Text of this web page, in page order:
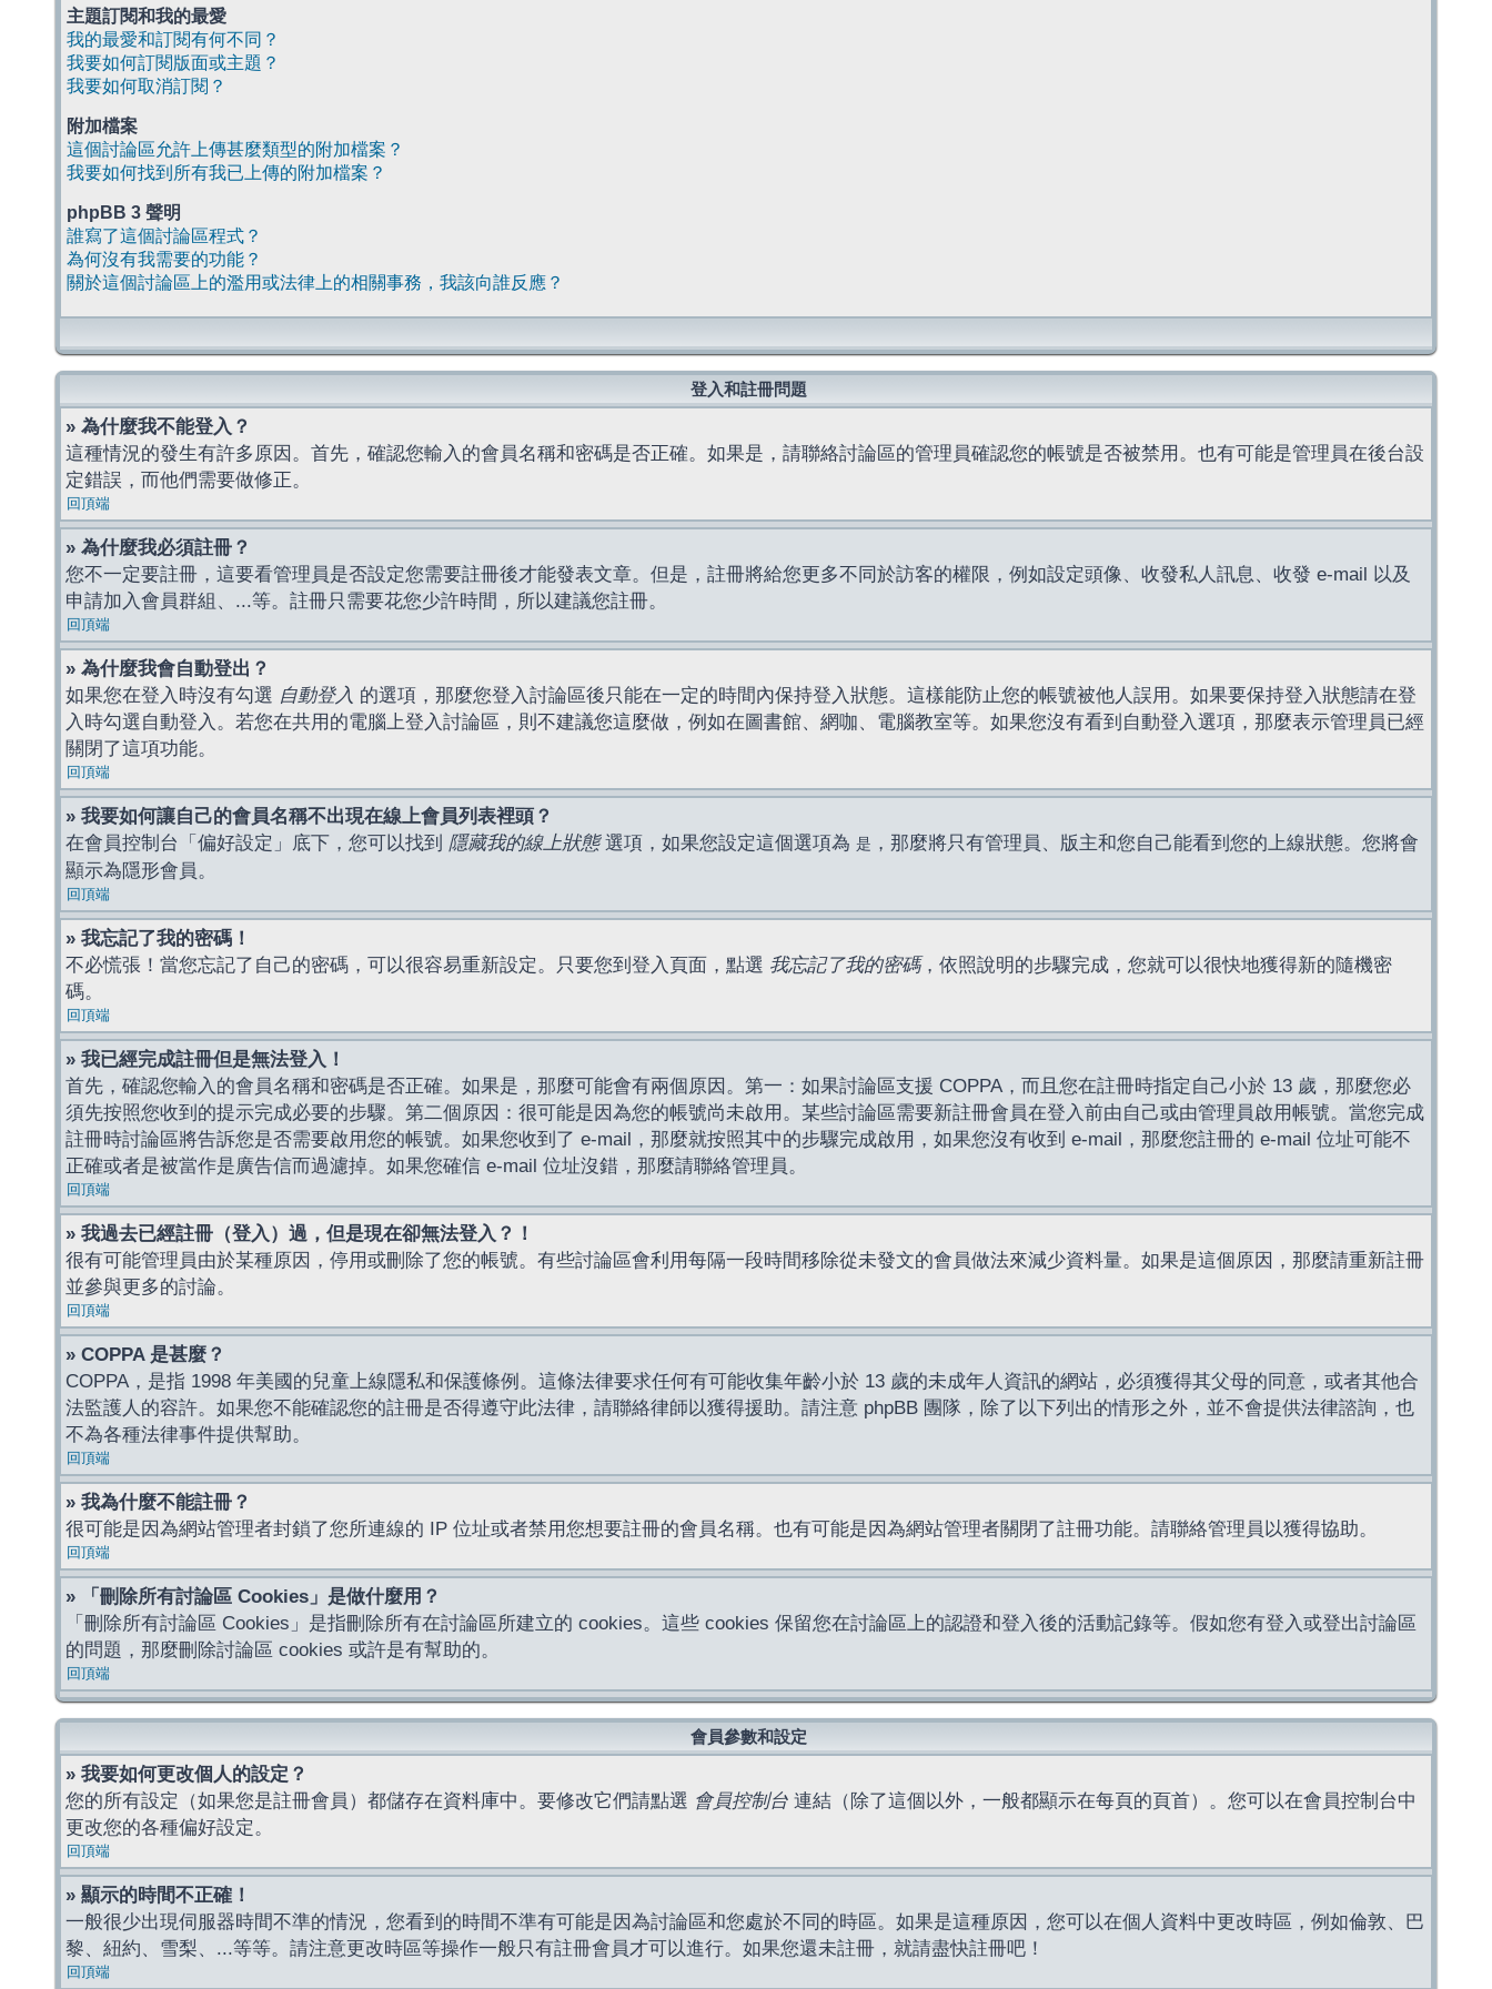
主題訂閱和我的最愛
我的最愛和訂閱有何不同？
我要如何訂閱版面或主題？
我要如何取消訂閱？
附加檔案
這個討論區允許上傳甚麼類型的附加檔案？
我要如何找到所有我已上傳的附加檔案？
phpBB 3 聲明
誰寫了這個討論區程式？
為何沒有我需要的功能？
關於這個討論區上的濫用或法律上的相關事務，我該向誰反應？
登入和註冊問題
» 為什麼我不能登入？
這種情況的發生有許多原因。首先，確認您輸入的會員名稱和密碼是否正確。如果是，請聯絡討論區的管理員確認您的帳號是否被禁用。也有可能是管理員在後台設
定錯誤，而他們需要做修正。
回頂端
» 為什麼我必須註冊？
您不一定要註冊，這要看管理員是否設定您需要註冊後才能發表文章。但是，註冊將給您更多不同於訪客的權限，例如設定頭像、收發私人訊息、收發 e-mail 以及
申請加入會員群組、...等。註冊只需要花您少許時間，所以建議您註冊。
回頂端
» 為什麼我會自動登出？
如果您在登入時沒有勾選 自動登入 的選項，那麼您登入討論區後只能在一定的時間內保持登入狀態。這樣能防止您的帳號被他人誤用。如果要保持登入狀態請在登
入時勾選自動登入。若您在共用的電腦上登入討論區，則不建議您這麼做，例如在圖書館、網咖、電腦教室等。如果您沒有看到自動登入選項，那麼表示管理員已經
關閉了這項功能。
回頂端
» 我要如何讓自己的會員名稱不出現在線上會員列表裡頭？
在會員控制台「偏好設定」底下，您可以找到 隱藏我的線上狀態選項，如果您設定這個選項為 是 ，那麼將只有管理員、版主和您自己能看到您的上線狀態。您將會
顯示為隱形會員。
回頂端
» 我忘記了我的密碼！
不必慌張！當您忘記了自己的密碼，可以很容易重新設定。只要您到登入頁面，點選 我忘記了我的密碼，依照說明的步驟完成，您就可以很快地獲得新的隨機密
碼。
回頂端
» 我已經完成註冊但是無法登入！
首先，確認您輸入的會員名稱和密碼是否正確。如果是，那麼可能會有兩個原因。第一：如果討論區支援 COPPA，而且您在註冊時指定自己小於 13 歲，那麼您必
須先按照您收到的提示完成必要的步驟。第二個原因：很可能是因為您的帳號尚未啟用。某些討論區需要新註冊會員在登入前由自己或由管理員啟用帳號。當您完成
註冊時討論區將告訴您是否需要啟用您的帳號。如果您收到了 e-mail，那麼就按照其中的步驟完成啟用，如果您沒有收到 e-mail，那麼您註冊的 e-mail 位址可能不
正確或者是被當作是廣告信而過濾掉。如果您確信 e-mail 位址沒錯，那麼請聯絡管理員。
回頂端
» 我過去已經註冊（登入）過，但是現在卻無法登入？！
很有可能管理員由於某種原因，停用或刪除了您的帳號。有些討論區會利用每隔一段時間移除從未發文的會員做法來減少資料量。如果是這個原因，那麼請重新註冊
並參與更多的討論。
回頂端
» COPPA 是甚麼？
COPPA，是指 1998 年美國的兒童上線隱私和保護條例。這條法律要求任何有可能收集年齡小於 13 歲的未成年人資訊的網站，必須獲得其父母的同意，或者其他合
法監護人的容許。如果您不能確認您的註冊是否得遵守此法律，請聯絡律師以獲得援助。請注意 phpBB 團隊，除了以下列出的情形之外，並不會提供法律諮詢，也
不為各種法律事件提供幫助。
回頂端
» 我為什麼不能註冊？
很可能是因為網站管理者封鎖了您所連線的 IP 位址或者禁用您想要註冊的會員名稱。也有可能是因為網站管理者關閉了註冊功能。請聯絡管理員以獲得協助。
回頂端
» 「刪除所有討論區 Cookies」是做什麼用？
「刪除所有討論區 Cookies」是指刪除所有在討論區所建立的 cookies。這些 cookies 保留您在討論區上的認證和登入後的活動記錄等。假如您有登入或登出討論區
的問題，那麼刪除討論區 cookies 或許是有幫助的。
回頂端
會員參數和設定
» 我要如何更改個人的設定？
您的所有設定（如果您是註冊會員）都儲存在資料庫中。要修改它們請點選 會員控制台 連結（除了這個以外，一般都顯示在每頁的頁首）。您可以在會員控制台中
更改您的各種偏好設定。
回頂端
» 顯示的時間不正確！
一般很少出現伺服器時間不準的情況，您看到的時間不準有可能是因為討論區和您處於不同的時區。如果是這種原因，您可以在個人資料中更改時區，例如倫敦、巴
黎、紐約、雪梨、...等等。請注意更改時區等操作一般只有註冊會員才可以進行。如果您還未註冊，就請盡快註冊吧！
回頂端